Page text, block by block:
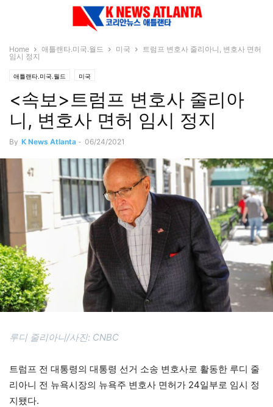
Home 애틀랜타.미국.월드 미국
트럼프 변호사 줄리아니, 변호사 면허
임시 정지
애틀랜타.미국.월드 미국
<속보>트럼프 변호사 줄리아
니, 변호사 면허 임시 정지
By K News Atlanta - 06/24/2021
루디 줄리아니/사진: CNBC
트럼프 전 대통령의 대통령 선거 소송 변호사로 활동한 루디 줄
리아니 전 뉴욕시장의 뉴욕주 변호사 면허가 24일부로 임시 정
지됐다.